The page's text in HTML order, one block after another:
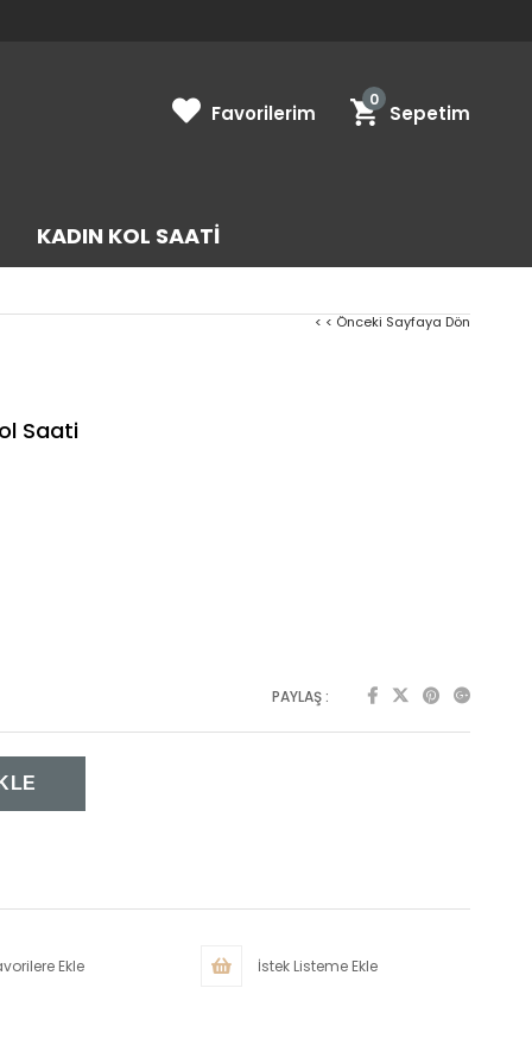
Sepetim
0
KADIN KOL SAATI
Favorilerim
< < Önceki Sayfaya Dön
Saati
PAYLAŞ :
Ekle İstek Listeme Ekle